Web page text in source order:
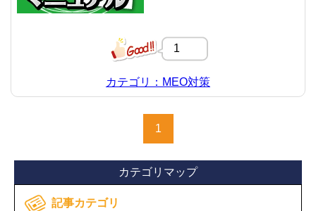
1
カテゴリ：MEO対策
1
カテゴリマップ
記事カテゴリ